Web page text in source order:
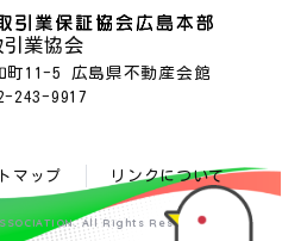
業協会
町11-5 広島県不動産会館
243-9917
マップ リンクについて
All Rights Reserved.